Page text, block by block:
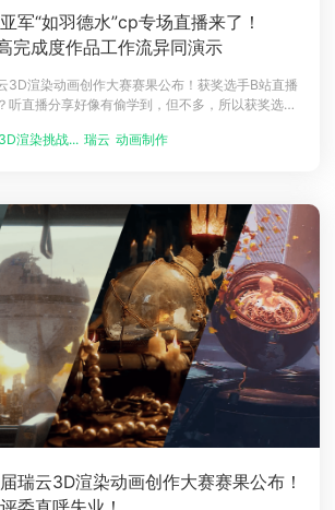
军“如羽德水”cp专场直播来了！
完成度作品工作流异同演示
3D渲染动画创作大赛赛果公布！获奖选手B站直播
听直播分享好像有偷学到，但不多，所以获奖选手
《诅咒海盗》的作者彼尔德、专业组亚军作品《无
3D渲染挑战... 瑞云 动画制作
瑞云3D渲染动画创作大赛赛果公布！